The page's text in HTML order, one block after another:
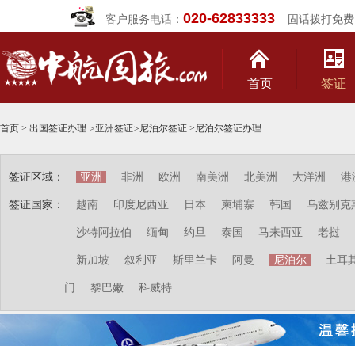
客户服务电话： 020-62833333固话拨打免费
首页 签证
首页 > 出国签证办理 >亚洲签证>尼泊尔签证 >尼泊尔签证办理
签证区域：
签证国家：
亚洲 非洲 欧洲 南美洲 北美洲 大洋洲 港
越南 印度尼西亚 日本 柬埔寨 韩国 乌兹别克
沙特阿拉伯 缅甸 约旦 泰国 马来西亚 老挝
新加坡 叙利亚 斯里兰卡 阿曼 尼泊尔 土耳
门 黎巴嫩 科威特